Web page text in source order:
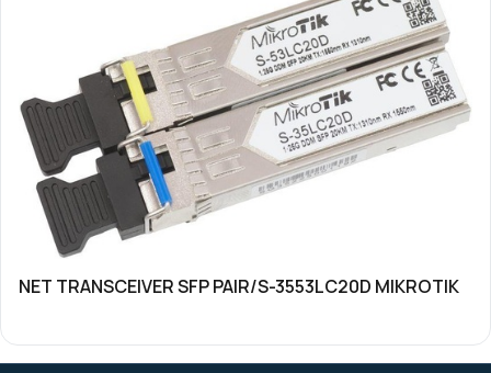
NET TRANSCEIVER SFP PAIR/S-3553LC20D MIKROTIK